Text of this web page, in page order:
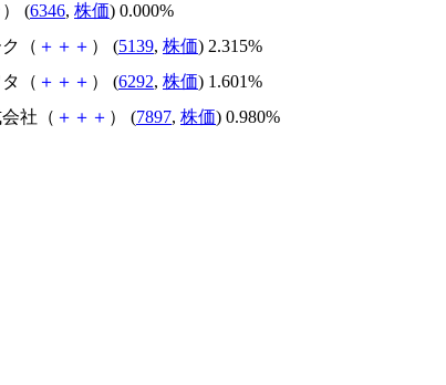
） (6346, 株価) 0.000%
（ ＋ ＋ ＋ ） (5139, 株価) 2.315%
（ ＋ ＋ ＋ ） (6292, 株価) 1.601%
社（ ＋ ＋ ＋ ） (7897, 株価) 0.980%